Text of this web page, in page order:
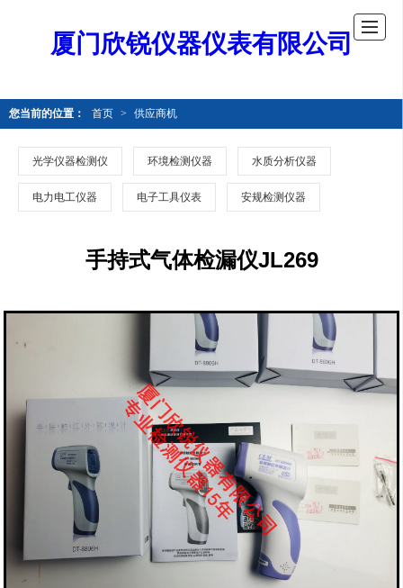
厦门欣锐仪器仪表有限公司
您当前的位置： 首页 > 供应商机
光学仪器检测仪 环境检测仪器 水质分析仪器
电力电工仪器 电子工具仪表 安规检测仪器
手持式气体检漏仪JL269